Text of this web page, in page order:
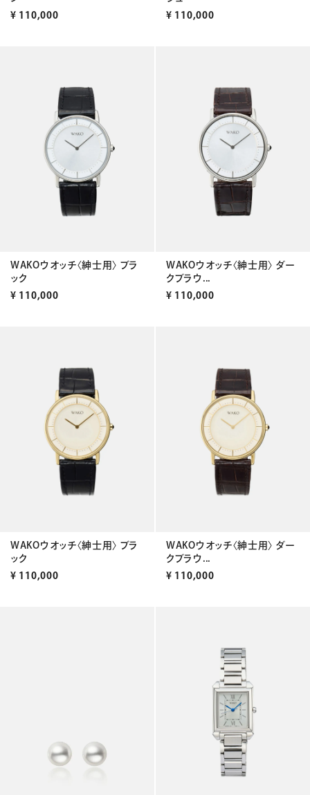
¥ 110,000
¥ 110,000
WAKOウオッチ〈紳士用〉 ブラ
ック
¥ 110,000
WAKOウオッチ〈紳士用〉 ダー
クブラウ...
¥ 110,000
WAKOウオッチ〈紳士用〉 ブラ
ック
¥ 110,000
WAKOウオッチ〈紳士用〉 ダー
クブラウ...
¥ 110,000